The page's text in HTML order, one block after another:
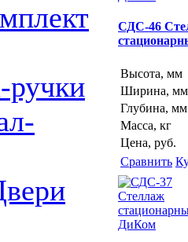
СДС-46
Высота, мм
Ширина, мм
Глубина, мм
Масса, кг
Цена, руб.
Сравнить